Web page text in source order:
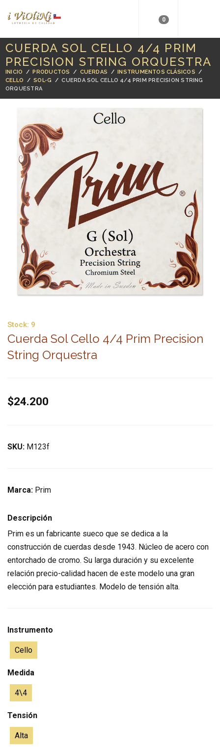
0
CUERDA SOL CELLO 4/4 PRIM
PRECISION STRING ORQUESTRA
INICIO /PRODUCTOS / CUERDAS /INSTRUMENTOS CLÁSICOS /
CELLO /SOL-G /CUERDA SOL CELLO 4/4 PRIM PRECISION STRING
ORQUESTRA
Stock: 9
Cuerda Sol Cello 4/4 Prim Precision
String Orquestra
$24.200
SKU: M123f
Marca: Prim
Descripción
Prim es un fabricante sueco que se dedica a la
construcción de cuerdas desde 1943. Núcleo de acero con
entorchado de cromo. Su larga duración y su excelente
relación precio-calidad hacen de este modelo una gran
elección para estudiantes. Modelo de tensión alta.
Instrumento
Cello
Medida
4\4
Tensión
Alta